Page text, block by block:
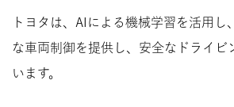
トヨタは、AIによる機械学習を活用し
な車両制御を提供し、安全なドライビ
います。